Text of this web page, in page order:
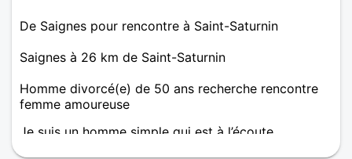
De Saignes pour rencontre à Saint-Saturnin
Saignes à 26 km de Saint-Saturnin
Homme divorcé(e) de 50 ans recherche rencontre
femme amoureuse
Je suis un homme simple qui est à l’écoute